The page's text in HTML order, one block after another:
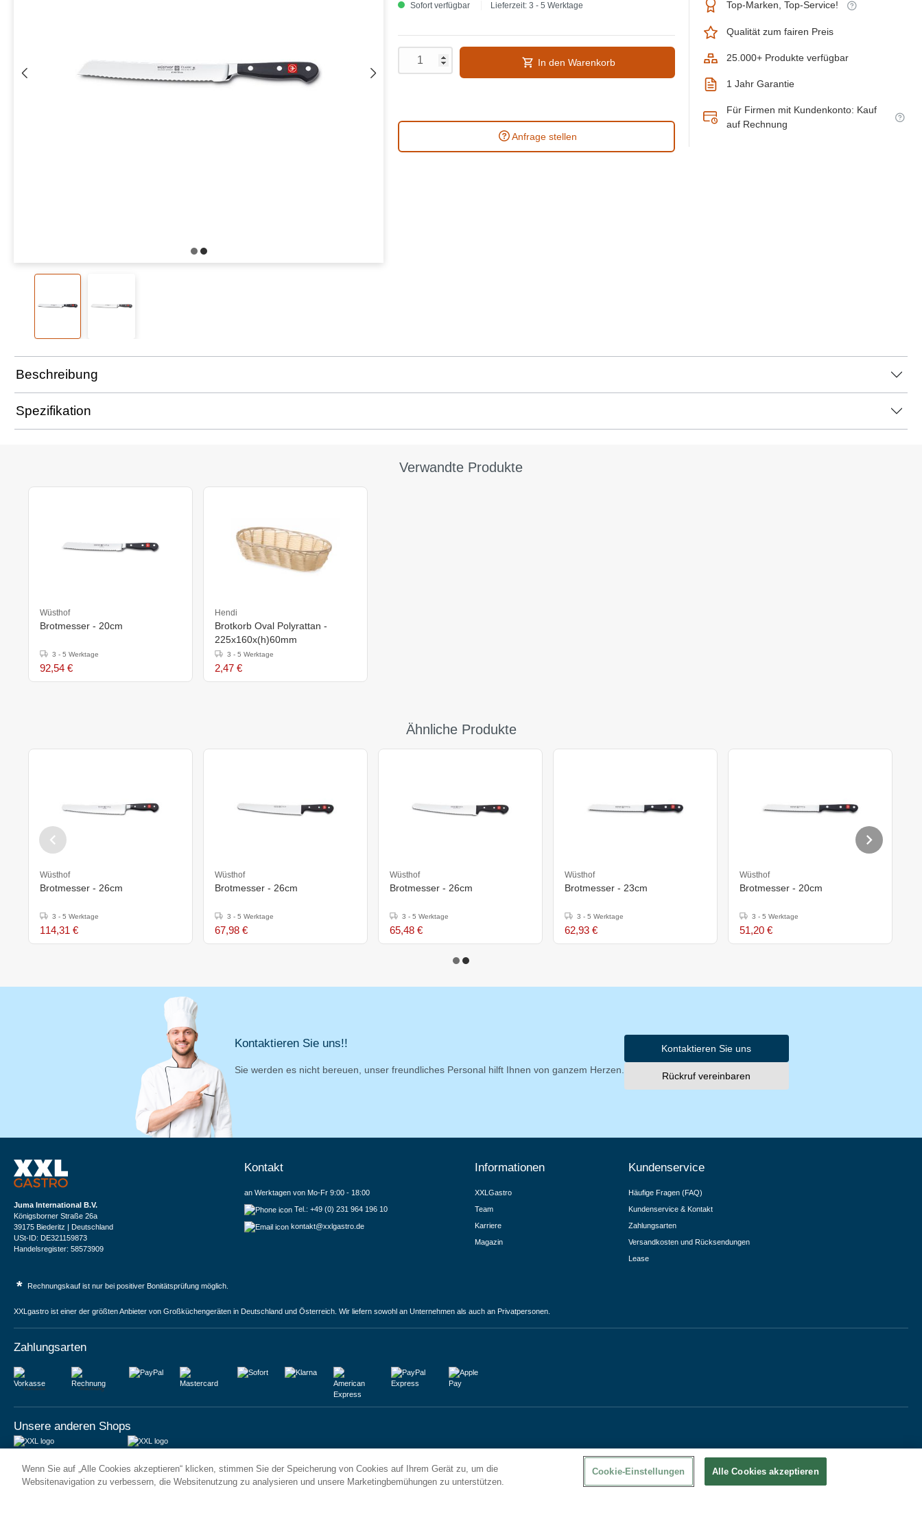
Sofort verfügbar Lieferzeit: 3 - 5 Werktage
In den Warenkorb
Anfrage stellen
Top-Marken, Top-Service!
Qualität zum fairen Preis
25.000+ Produkte verfügbar
1 Jahr Garantie
Für Firmen mit Kundenkonto: Kauf
auf Rechnung
Beschreibung
Spezifikation
Verwandte Produkte
Wüsthof
Brotmesser - 20cm
3 - 5 Werktage
92,54 €
Hendi
Brotkorb Oval Polyrattan -
225x160x(h)60mm
3 - 5 Werktage
2,47 €
Ähnliche Produkte
Wüsthof
Brotmesser - 26cm
3 - 5 Werktage
114,31 €
Wüsthof
Brotmesser - 26cm
3 - 5 Werktage
67,98 €
Wüsthof
Brotmesser - 26cm
3 - 5 Werktage
65,48 €
Wüsthof
Brotmesser - 23cm
3 - 5 Werktage
62,93 €
Wüsthof
Brotmesser - 20cm
3 - 5 Werktage
51,20 €
Kontaktieren Sie uns!!
Sie werden es nicht bereuen, unser freundliches Personal hilft Ihnen von ganzem Herzen.
Kontaktieren Sie uns
Rückruf vereinbaren
Juma International B.V.
Königsborner Straße 26a
39175 Biederitz | Deutschland
USt-ID: DE321159873
Handelsregister: 58573909
Kontakt
an Werktagen von Mo-Fr 9:00 - 18:00
Tel.: +49 (0) 231 964 196 10
kontakt@xxlgastro.de
Informationen
XXLGastro
Team
Karriere
Magazin
Kundenservice
Häufige Fragen (FAQ)
Kundenservice & Kontakt
Zahlungsarten
Versandkosten und Rücksendungen
Lease
* Rechnungskauf ist nur bei positiver Bonitätsprüfung möglich.
XXLgastro ist einer der größten Anbieter von Großküchengeräten in Deutschland und Österreich. Wir liefern sowohl an Unternehmen als auch an Privatpersonen.
Zahlungsarten
Vorkasse Rechnung
Unsere anderen Shops
6 Rue des Bateliers
92110 Clichy | France
Vrijheidweg 34
1521RR Wormerveer | Nederland
Wenn Sie auf „Alle Cookies akzeptieren“ klicken, stimmen Sie der Speicherung von Cookies auf Ihrem Gerät zu, um die
Websitenavigation zu verbessern, die Websitenutzung zu analysieren und unsere Marketingbemühungen zu unterstützen.
Cookie-Einstellungen Alle Cookies akzeptieren